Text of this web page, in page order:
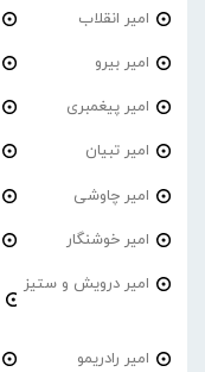
امیر انقلاب
امیر بیرو
امیر پیغمبری
امیر تبیان
امیر چاوشی
امیر خوشنگار
امیر درویش و ستیز
امیر رادریمو